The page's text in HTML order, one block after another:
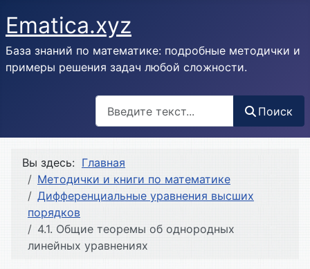
Ematica.xyz
База знаний по математике: подробные методички и
примеры решения задач любой сложности.
Поиск
Вы здесь: Главная
Методички и книги по математике
Дифференциальные уравнения высших
порядков
4.1. Общие теоремы об однородных
линейных уравнениях